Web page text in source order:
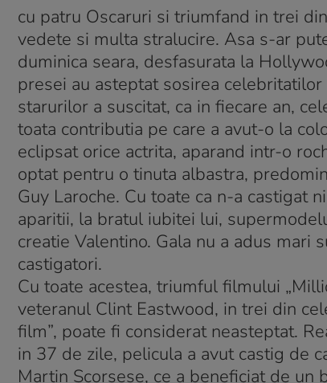
cu patru Oscaruri si triumfand in trei
vedete si multa stralucire. Asa s-ar
duminica seara, desfasurata la
presei au asteptat sosirea
starurilor a suscitat, ca in fiecare an,
toata contributia pe care a avut-o la
eclipsat orice actrita, aparand intr-o
optat pentru o tinuta albastra,
Guy Laroche. Cu toate ca n-a castigat
aparitii, la bratul iubitei lui,
creatie Valentino. Gala nu a adus
castigatori.
Cu toate acestea, triumful filmului
veteranul Clint Eastwood, in trei din
film”, poate fi considerat neasteptat.
in 37 de zile, pelicula a avut castig de
Martin Scorsese, ce a beneficiat de